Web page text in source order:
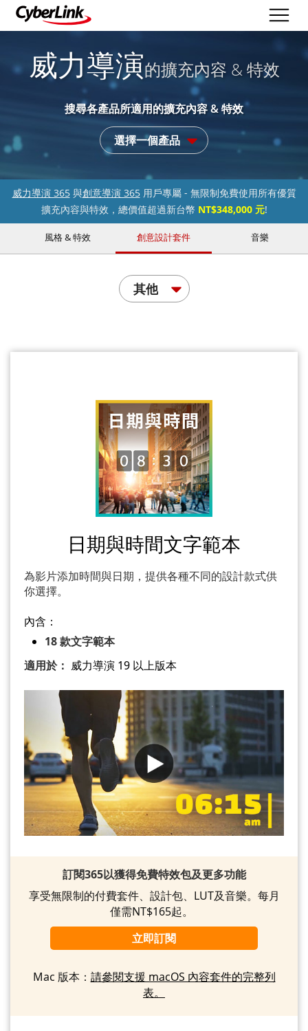
威力導演的擴充內容 & 特效
搜尋各產品所適用的擴充內容 & 特效
選擇一個產品
威力導演 365與創意導演 365用戶專屬 - 無限制免費使用所有優質
擴充內容與特效，總價值超過新台幣 NT$348,000 元!
風格 & 特效 創意設計套件 音樂
其他
日期與時間文字範本
為影片添加時間與日期，提供各種不同的設計款式供
你選擇。
內含：
18 款文字範本
適用於： 威力導演 19 以上版本
訂閱365以獲得免費特效包及更多功能
享受無限制的付費套件、設計包、LUT及音樂。每月
僅需NT$165起。
立即訂閱
Mac 版本： 請參閱支援 macOS 內容套件的完整列
表。